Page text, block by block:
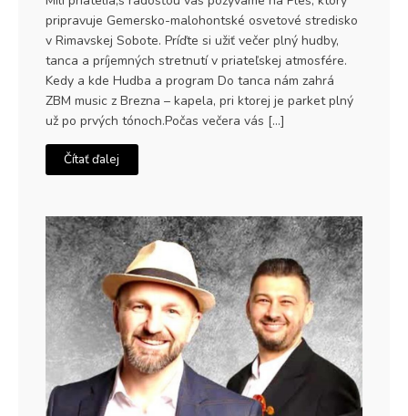
pripravuje Gemersko-malohontské osvetové stredisko
v Rimavskej Sobote. Príďte si užiť večer plný hudby,
tanca a príjemných stretnutí v priateľskej atmosfére.
Kedy a kde Hudba a program Do tanca nám zahrá
ZBM music z Brezna – kapela, pri ktorej je parket plný
už po prvých tónoch.Počas večera vás […]
Čítať ďalej